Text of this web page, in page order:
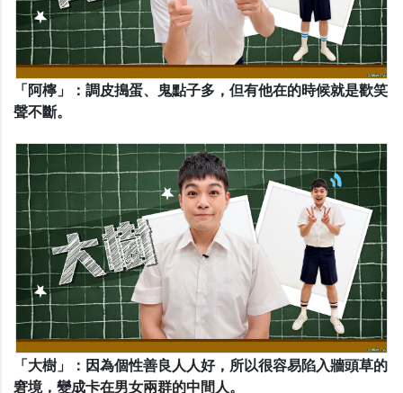
「阿檸」：調皮搗蛋、鬼點子多，但有他在的時候就是歡笑
聲不斷。
「大樹」：因為個性善良人人好，所以很容易陷入牆頭草的
窘境，變成卡在男女兩群的中間人。